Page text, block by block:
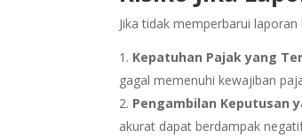
Jika tidak memperbarui
Kepatuhan Pajak yang
gagal memenuhi kewajiban
Pengambilan Keputusan
akurat dapat berdampak